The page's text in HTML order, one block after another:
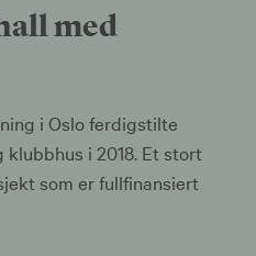
med
i Oslo ferdigstilte
i 2018. Et stort
som er fullfinansiert